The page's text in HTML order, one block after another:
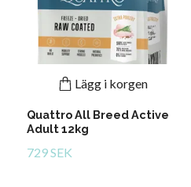
Lägg i korgen
Quattro All Breed Active
Adult 12kg
729 SEK